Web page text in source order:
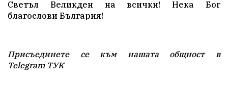
Светъл Великден на всички! Нека Бог
благослови България!
Присъединете се към нашата общност в
Telegram ТУК